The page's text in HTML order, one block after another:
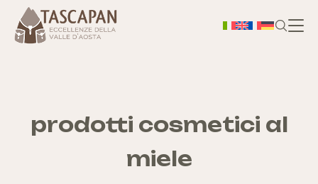
prodotti cosmetici al
miele